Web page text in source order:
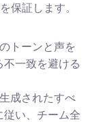
保証します。
トーンと声を
一致を避ける
生成されたすべ
い、チーム全